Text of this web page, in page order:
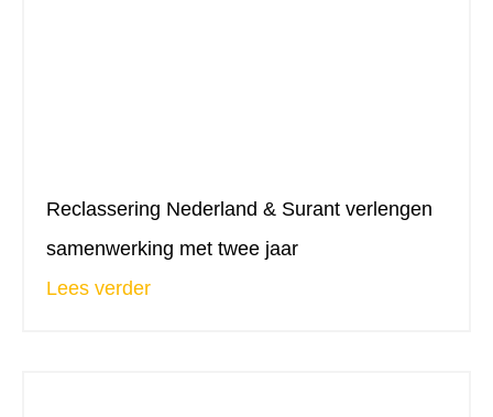
Reclassering Nederland & Surant verlengen
samenwerking met twee jaar
Lees verder